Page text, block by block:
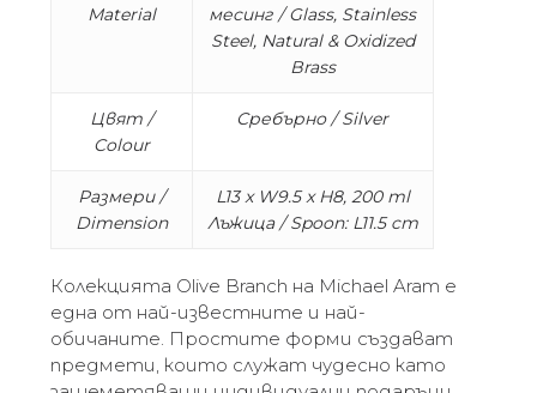
Material
месинг / Glass, Stainless
Steel, Natural & Oxidized
Brass
Цвят /
Colour
Сребърно / Silver
Размери /
Dimension
L13 x W9.5 x H8, 200 ml
Лъжица / Spoon: L11.5 cm
Колекцията Olive Branch на Michael Aram е
една от най-известните и най-
обичаните. Простите форми създават
предмети, които служат чудесно като